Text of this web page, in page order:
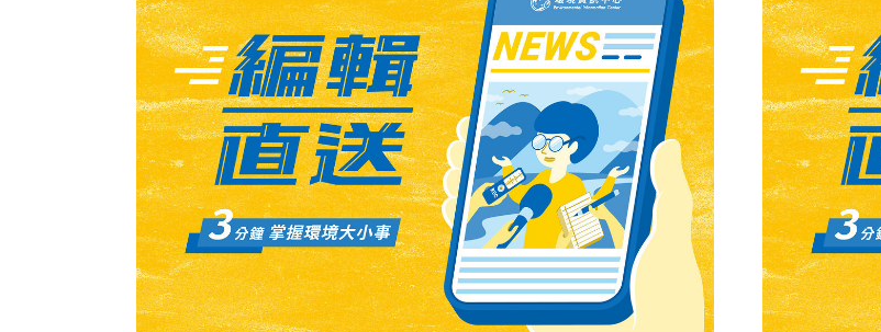
命旅程，從待
也在此尋找另
出生地的旅程
成熟時機，也